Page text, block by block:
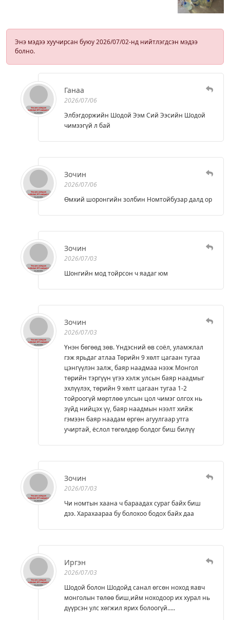
Энэ мэдээ хуучирсан буюу 2026/07/02-нд нийтлэгдсэн мэдээ
болно.
Ганаа
2026/07/06
Элбэгдоржийн Шодой Ээм Сий Ээсийн Шодой
чимээгүй л бай
Зочин
2026/07/06
Өмхий шоронгийн золбин Номтойбузар далд ор
Зочин
2026/07/03
Шонгийн мод тойрсон ч яадаг юм
Зочин
2026/07/03
Үнэн бөгөөд зөв. Үндэсний өв соёл, уламжлал
гэж ярьдаг атлаа Төрийн 9 хөлт цагаан тугаа
цэнгүүлэн залж, баяр наадмаа нээж Монгол
төрийн тэргүүн үгээ хэлж улсын баяр наадмыг
эхлүүлэх, төрийн 9 хөлт цагаан тугаа 1-2
тойроогүй мөртлөө улсын цол чимэг олгох нь
зүйд нийцэх үү, баяр наадмын нээлт хийж
гэмээн баяр наадам өргөн агуулгаар утга
учиртай, ёслол төгөлдөр болдог биш билүү
Зочин
2026/07/03
Чи номтын хаана ч бараадах сураг байх биш
дээ. Харахаараа бу болохоо бодох байх даа
Иргэн
2026/07/03
Шодой болон Шодойд санал өгсөн ноход яавч
монголын төлөө биш,ийм ноходоор их хурал нь
дүүрсэн улс хөгжил ярих болоогүй.....